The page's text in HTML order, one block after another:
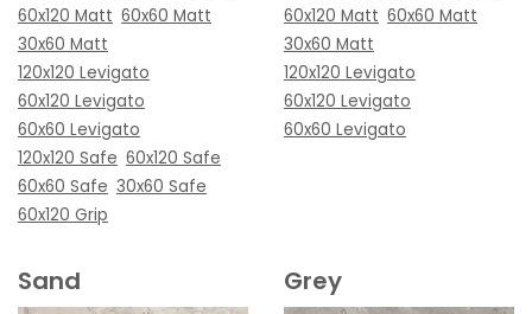
60x120 Matt 60x60 Matt
30x60 Matt
120x120 Levigato
60x120 Levigato
60x60 Levigato
120x120 Safe 60x120 Safe
60x60 Safe 30x60 Safe
60x120 Grip
60x120 Matt 60x60 Matt
30x60 Matt
120x120 Levigato
60x120 Levigato
60x60 Levigato
Sand Grey